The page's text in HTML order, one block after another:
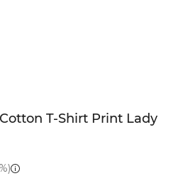
T-Shirt Print Lady